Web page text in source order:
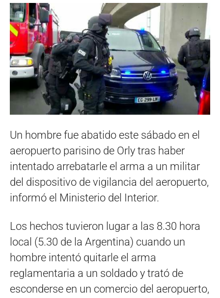
Un hombre fue abatido este sábado en el
aeropuerto parisino de Orly tras haber
intentado arrebatarle el arma a un militar
del dispositivo de vigilancia del aeropuerto,
informó el Ministerio del Interior.
Los hechos tuvieron lugar a las 8.30 hora
local (5.30 de la Argentina) cuando un
hombre intentó quitarle el arma
reglamentaria a un soldado y trató de
esconderse en un comercio del aeropuerto,